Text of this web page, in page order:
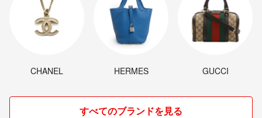
CHANEL HERMES GUCCI
すべてのブランドを見る